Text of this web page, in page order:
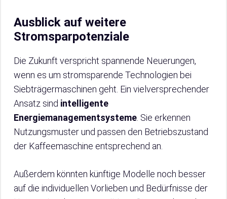
Ausblick auf weitere
Stromsparpotenziale
Die Zukunft verspricht spannende Neuerungen,
wenn es um stromsparende Technologien bei
Siebträgermaschinen geht. Ein vielversprechender
Ansatz sind intelligente
Energiemanagementsysteme . Sie erkennen
Nutzungsmuster und passen den Betriebszustand
der Kaffeemaschine entsprechend an.
Außerdem könnten künftige Modelle noch besser
auf die individuellen Vorlieben und Bedürfnisse der